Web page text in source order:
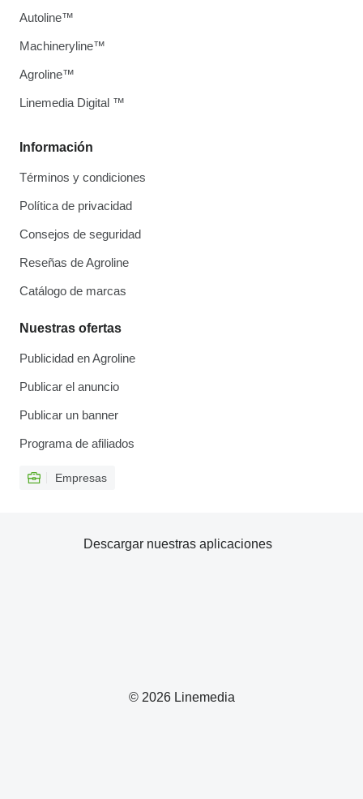
Información
Términos y condiciones
Política de privacidad
Consejos de seguridad
Reseñas de Agroline
Catálogo de marcas
Nuestras ofertas
Publicidad en Agroline
Publicar el anuncio
Publicar un banner
Programa de afiliados
Empresas
Autoline™
Machineryline™
Agroline™
Linemedia Digital ™
© 2026 Linemedia
Descargar nuestras aplicaciones